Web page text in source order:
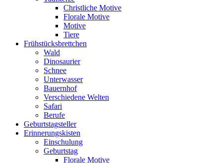
Christliche Motive
Florale Motive
Motive
Tiere
Frühstücksbrettchen
Wald
Dinosaurier
Schnee
Unterwasser
Bauernhof
Verschiedene Welten
Safari
Berufe
Geburtstagsteller
Erinnerungskisten
Einschulung
Geburtstag
Florale Motive